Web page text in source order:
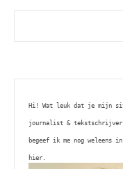
Hi! Wat leuk dat je mijn
journalist &
begeef ik me nog weleens
hier.